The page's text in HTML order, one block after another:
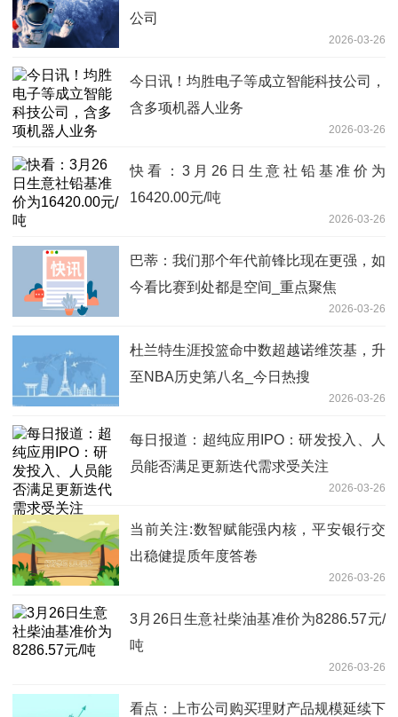
公司
2026-03-26
今日讯！均胜电子等成立智能科技公司，
含多项机器人业务
2026-03-26
快看：3月26日生意社铅基准价为
16420.00元/吨
2026-03-26
巴蒂：我们那个年代前锋比现在更强，如
今看比赛到处都是空间_重点聚焦
2026-03-26
杜兰特生涯投篮命中数超越诺维茨基，升
至NBA历史第八名_今日热搜
2026-03-26
每日报道：超纯应用IPO：研发投入、人
员能否满足更新迭代需求受关注
2026-03-26
当前关注:数智赋能强内核，平安银行交
出稳健提质年度答卷
2026-03-26
3月26日生意社柴油基准价为8286.57元/
吨
2026-03-26
看点：上市公司购买理财产品规模延续下